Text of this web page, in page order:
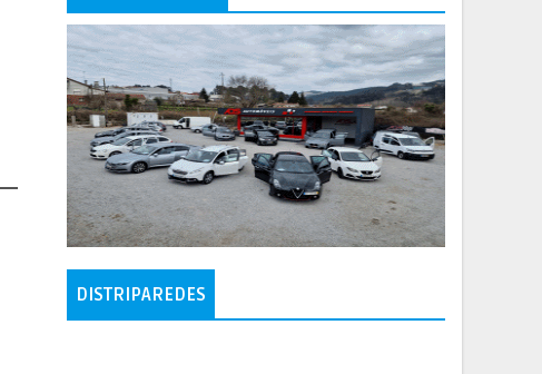
DISTRIPAREDES